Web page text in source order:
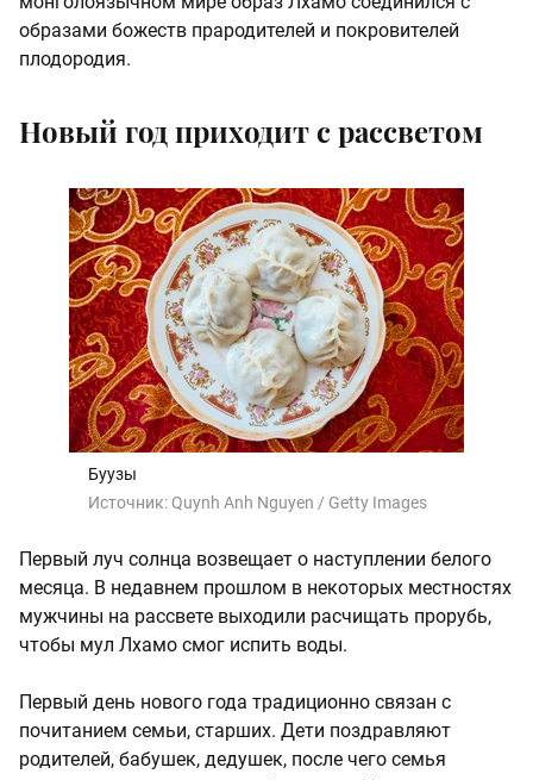
образами божеств прародителей и покровителей
плодородия.
Новый год приходит с рассветом
Буузы
Источник:Quynh Anh Nguyen / Getty Images
Первый луч солнца возвещает о наступлении белого
месяца. В недавнем прошлом в некоторых местностях
мужчины на рассвете выходили расчищать прорубь,
чтобы мул Лхамо смог испить воды.
Первый день нового года традиционно связан с
почитанием семьи, старших. Дети поздравляют
родителей, бабушек, дедушек, после чего семья